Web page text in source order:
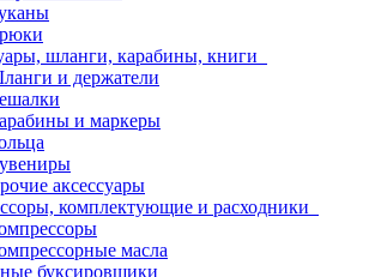
шланги, карабины, книги
и держатели
и маркеры
аксессуары
комплектующие и расходники
масла
буксировщики